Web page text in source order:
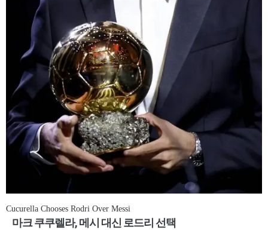
Cucurella Chooses Rodri Over Messi
마크 쿠쿠렐라, 메시 대신 로드리 선택